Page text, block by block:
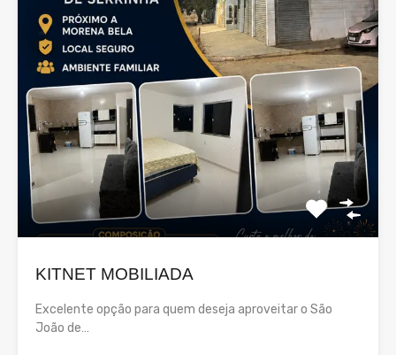
KITNET MOBILIADA
Excelente opção para quem deseja aproveitar o São
João de…